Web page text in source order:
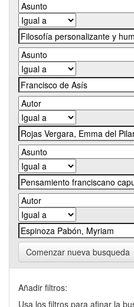
Comenzar nueva busqueda
Añadir filtros:
Usa los filtros para afinar la